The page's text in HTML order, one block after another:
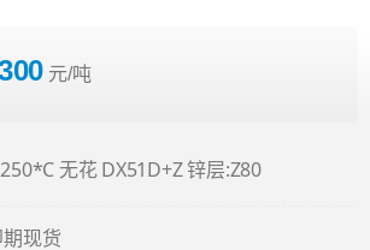
元/吨
无花 DX51D+Z 锌层:Z80
现货